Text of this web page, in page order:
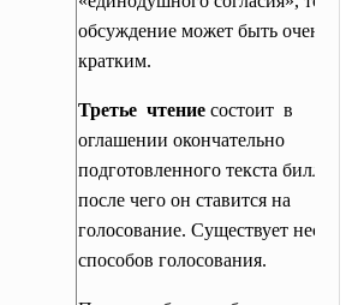
обсуждение может быть очень
кратким.
Третье чтение состоит в
оглашении окончательно
подготовленного текста билля,
после чего он ставится на
голосование. Существует
способов голосования.